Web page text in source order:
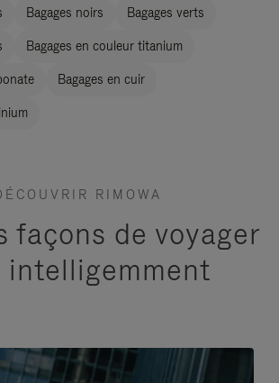
Bagages noirs Bagages verts
Bagages en couleur titanium
Bagages en cuir
RIMOWA
façons de voyager
intelligemment